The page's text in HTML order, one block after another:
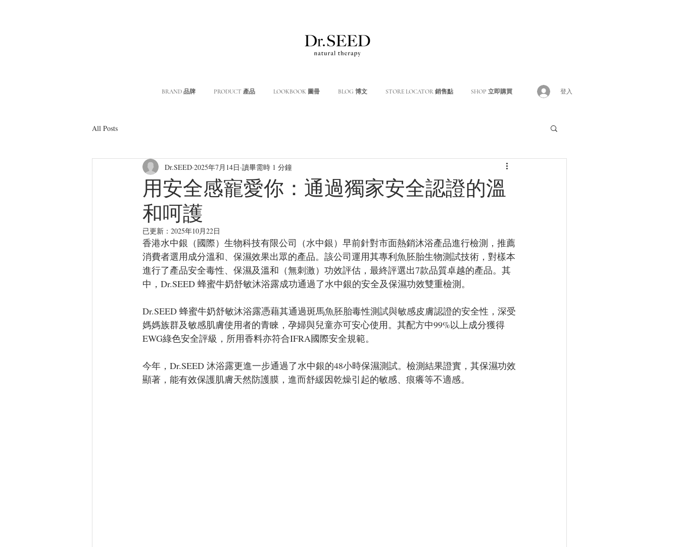
BRAND 品牌 PRODUCT 產品 LOOKBOOK 圖冊 BLOG 博文 STORE LOCATOR 銷售點 SHOP 立即購買 登入
All Posts
用安全感寵愛你：通過獨家安全認證的溫
和呵護
Dr.SEED 2025年7月14日 讀畢需時 1 分鐘
已更新： 2025年10月22日
香港水中銀（國際）生物科技有限公司（水中銀）早前針對市面熱銷沐浴產品進行檢測，推薦
消費者選用成分溫和、保濕效果出眾的產品。該公司運用其專利魚胚胎生物測試技術，對樣本
進行了產品安全毒性、保濕及溫和（無刺激）功效評估，最終評選出7款品質卓越的產品。其
中，Dr.SEED 蜂蜜牛奶舒敏沐浴露成功通過了水中銀的安全及保濕功效雙重檢測。
Dr.SEED 蜂蜜牛奶舒敏沐浴露憑藉其通過斑馬魚胚胎毒性測試與敏感皮膚認證的安全性，深受
媽媽族群及敏感肌膚使用者的青睞，孕婦與兒童亦可安心使用。其配方中99%以上成分獲得
EWG綠色安全評級，所用香料亦符合IFRA國際安全規範。
今年，Dr.SEED 沐浴露更進一步通過了水中銀的48小時保濕測試。檢測結果證實，其保濕功效
顯著，能有效保護肌膚天然防護膜，進而舒緩因乾燥引起的敏感、痕癢等不適感。